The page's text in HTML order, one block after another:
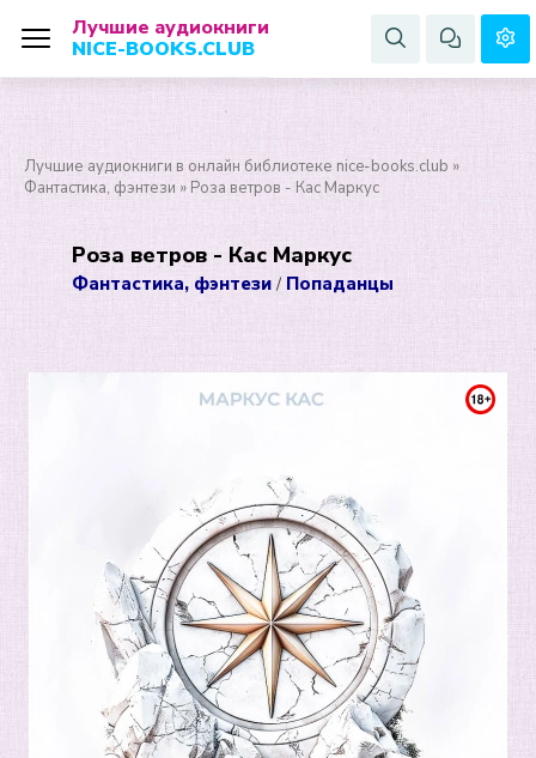
Лучшие аудиокниги
NICE-BOOKS.CLUB
Лучшие аудиокниги в онлайн библиотеке nice-books.club »
Фантастика, фэнтези » Роза ветров - Кас Маркус
Роза ветров - Кас Маркус
Фантастика, фэнтези/ Попаданцы